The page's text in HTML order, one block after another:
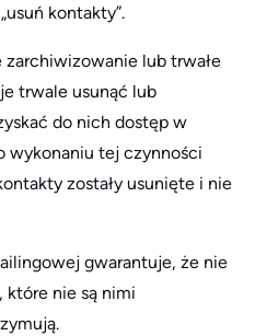
kontakty”.
lub trwałe
trwale usunąć lub
do nich dostęp w
wykonaniu tej czynności
zostały usunięte i nie
gwarantuje, że nie
które nie są nimi